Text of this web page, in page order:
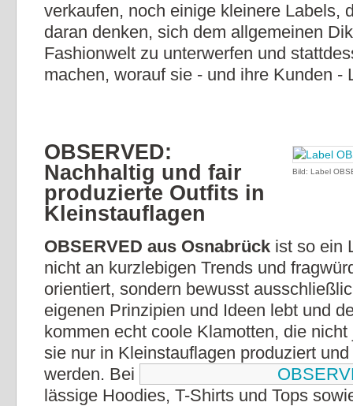
verkaufen, noch einige kleinere Labels,
daran denken, sich dem allgemeinen
Fashionwelt zu unterwerfen und
machen, worauf sie - und ihre Kunden -
Bild: Label
OBSERVED:
Nachhaltig und fair
produzierte Outfits in
Kleinstauflagen
OBSERVED aus Osnabrück ist so ein
nicht an kurzlebigen Trends und
orientiert, sondern bewusst
eigenen Prinzipien und Ideen lebt und
kommen echt coole Klamotten, die
sie nur in Kleinstauflagen produziert
werden. Bei
lässige Hoodies, T-Shirts und Tops